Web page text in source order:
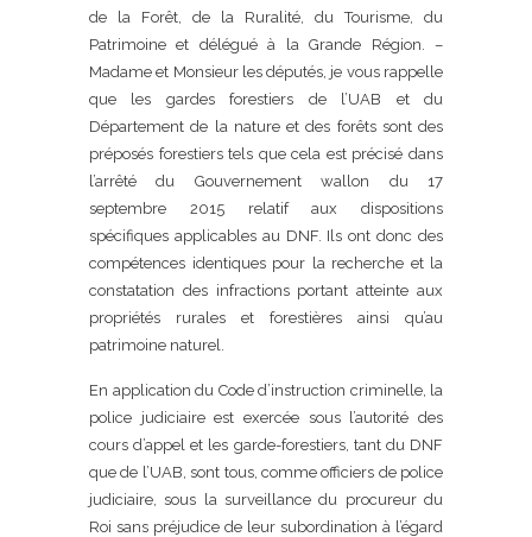
de la Forêt, de la Ruralité, du Tourisme, du
Patrimoine et délégué à la Grande Région. –
Madame et Monsieur les députés, je vous rappelle
que les gardes forestiers de l’UAB et du
Département de la nature et des forêts sont des
préposés forestiers tels que cela est précisé dans
l’arrêté du Gouvernement wallon du 17
septembre 2015 relatif aux dispositions
spécifiques applicables au DNF. Ils ont donc des
compétences identiques pour la recherche et la
constatation des infractions portant atteinte aux
propriétés rurales et forestières ainsi qu’au
patrimoine naturel.
En application du Code d’instruction criminelle, la
police judiciaire est exercée sous l’autorité des
cours d’appel et les garde-forestiers, tant du DNF
que de l’UAB, sont tous, comme officiers de police
judiciaire, sous la surveillance du procureur du
Roi sans préjudice de leur subordination à l’égard